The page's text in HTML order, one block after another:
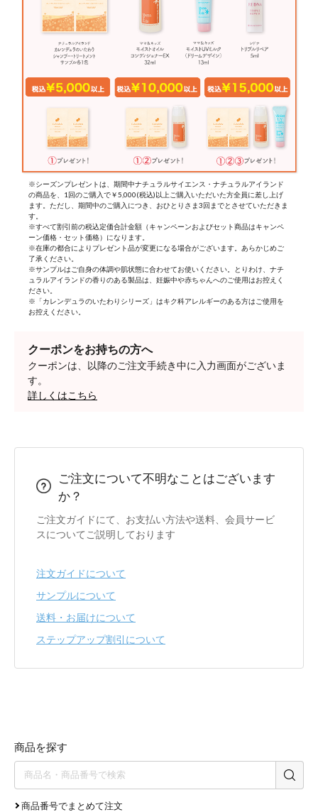
※シーズンプレゼントは、期間中ナチュラルサイエンス・ナチュラルアイランド
の商品を、1回のご購入で￥5,000(税込)以上ご購入いただいた方全員に差し上げ
ます。ただし、期間中のご購入につき、おひとりさま3回までとさせていただきま
す。
※すべて割引前の税込定価合計金額（キャンペーンおよびセット商品はキャンペ
ーン価格・セット価格）になります。
※在庫の都合によりプレゼント品が変更になる場合がございます。あらかじめご
了承ください。
※サンプルはご自身の体調や肌状態に合わせてお使いください。とりわけ、ナチ
ュラルアイランドの香りのある製品は、妊娠中や赤ちゃんへのご使用はお控えく
ださい。
※「カレンデュラのいたわりシリーズ」はキク科アレルギーのある方はご使用を
お控えください。
クーポンをお持ちの方へ
クーポンは、以降のご注文手続き中に入力画面がございま
す。
詳しくはこちら
ご注文について不明なことはございます
か？
ご注文ガイドにて、お支払い方法や送料、会員サービ
スについてご説明しております
注文ガイドについて
サンプルについて
送料・お届けについて
ステップアップ割引について
商品を探す
商品番号でまとめて注文